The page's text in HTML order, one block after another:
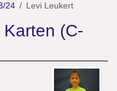
24 Levi Leukert
(C-